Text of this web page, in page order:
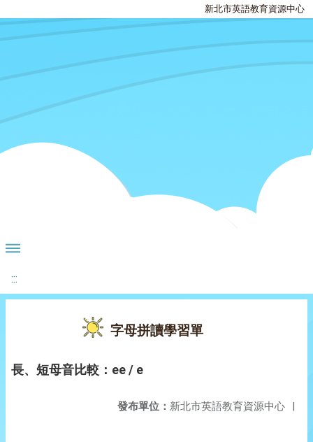
新北市英語教育資源中心
:::
字母拼讀學習單
長、短母音比較：ee / e
發布單位： 新北市英語教育資源中心 |